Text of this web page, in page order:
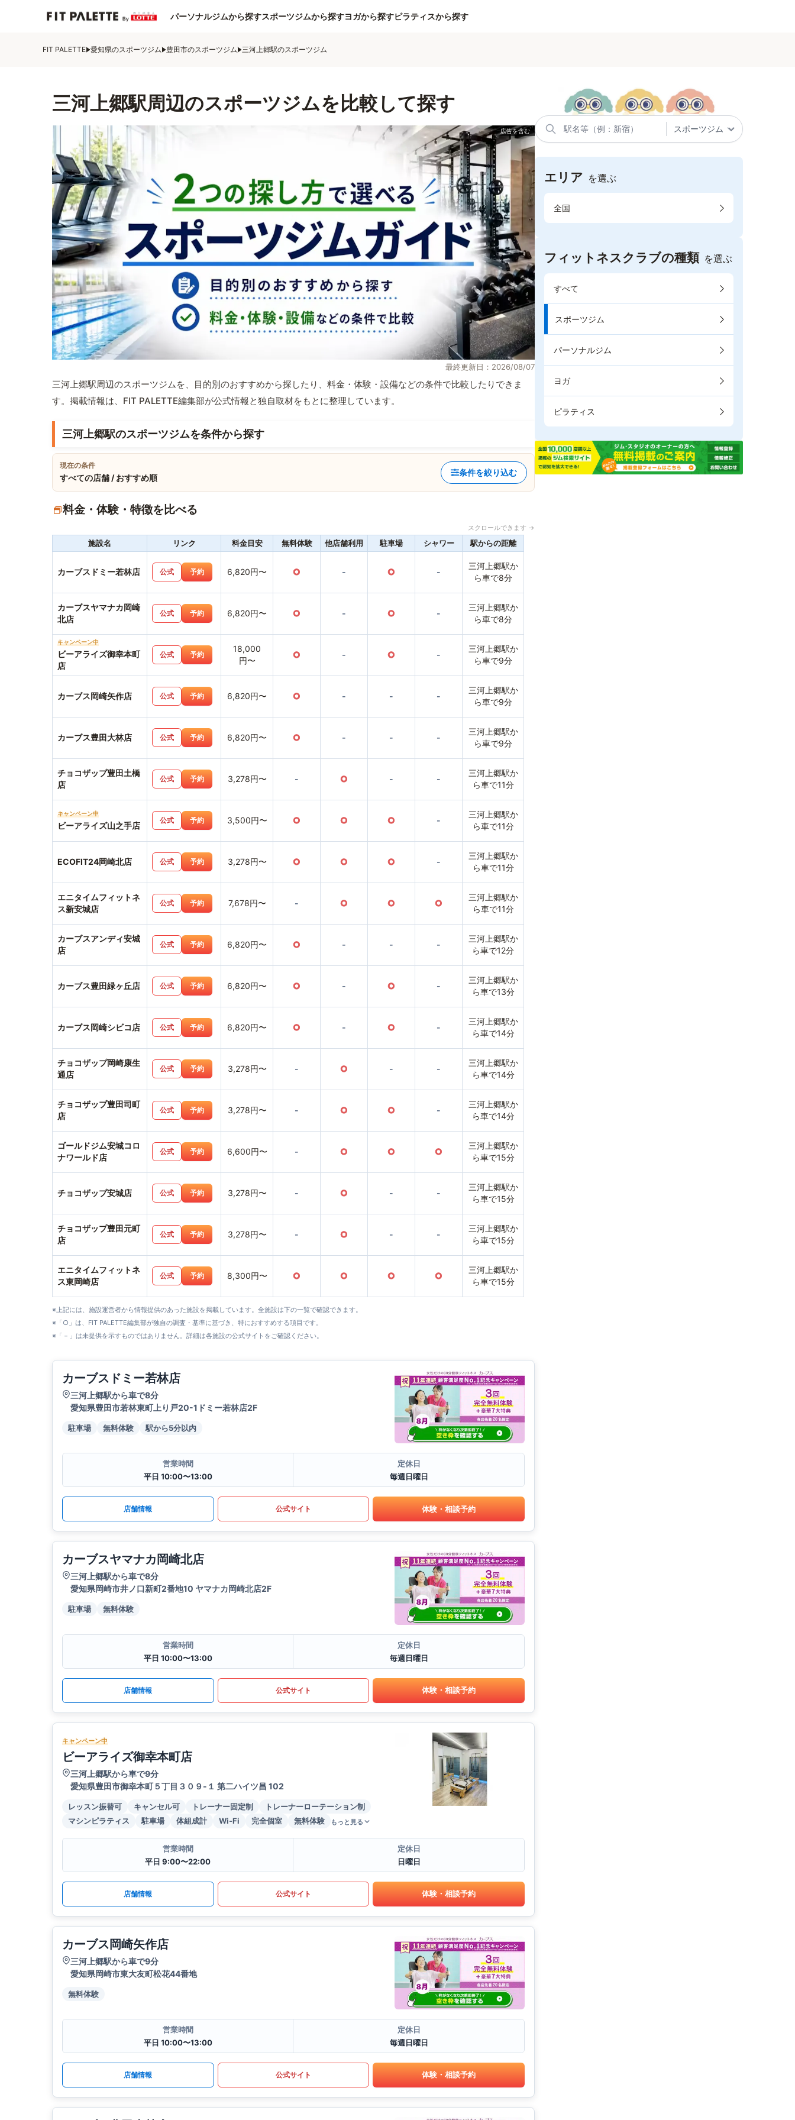
パーソナルジムから探すスポーツジムから探すヨガから探すピラティスから探す
FIT PALETTE 愛知県のスポーツジム 豊田市のスポーツジム 三河上郷駅のスポーツジム
三河上郷駅周辺のスポーツジムを比較して探す
最終更新日：2026/08/07
三河上郷駅周辺のスポーツジムを、目的別のおすすめから探したり、料金・体験・設備などの条件で比較したりできま
す。掲載情報は、FIT PALETTE編集部が公式情報と独自取材をもとに整理しています。
三河上郷駅のスポーツジムを条件から探す
現在の条件
すべての店舗 / おすすめ順
条件を絞り込む
料金・体験・特徴を比べる
スクロールできます →
施設名 リンク 料金目安 無料体験 他店舗利用 駐車場 シャワー 駅からの距離
カーブスドミー若林店 公式 予約 6,820円〜 ○ - ○ -
三河上郷駅か
ら車で8分
カーブスヤマナカ岡崎
北店
公式 予約 6,820円〜 ○ - ○ -
三河上郷駅か
ら車で8分
キャンペーン中
ビーアライズ御幸本町
店
公式 予約
18,000
円〜
○ - ○ -
三河上郷駅か
ら車で9分
カーブス岡崎矢作店 公式 予約 6,820円〜 ○ - - -
三河上郷駅か
ら車で9分
カーブス豊田大林店 公式 予約 6,820円〜 ○ - - -
三河上郷駅か
ら車で9分
チョコザップ豊田土橋
店
公式 予約 3,278円〜 - ○ - -
三河上郷駅か
ら車で11分
キャンペーン中
ビーアライズ山之手店
公式 予約 3,500円〜 ○ ○ ○ -
三河上郷駅か
ら車で11分
ECOFIT24岡崎北店 公式 予約 3,278円〜 ○ ○ ○ -
三河上郷駅か
ら車で11分
エニタイムフィットネ
ス新安城店
公式 予約 7,678円〜 - ○ ○ ○
三河上郷駅か
ら車で11分
カーブスアンディ安城
店
公式 予約 6,820円〜 ○ - - -
三河上郷駅か
ら車で12分
カーブス豊田緑ヶ丘店 公式 予約 6,820円〜 ○ - ○ -
三河上郷駅か
ら車で13分
カーブス岡崎シビコ店 公式 予約 6,820円〜 ○ - ○ -
三河上郷駅か
ら車で14分
チョコザップ岡崎康生
通店
公式 予約 3,278円〜 - ○ - -
三河上郷駅か
ら車で14分
チョコザップ豊田司町
店
公式 予約 3,278円〜 - ○ ○ -
三河上郷駅か
ら車で14分
ゴールドジム安城コロ
ナワールド店
公式 予約 6,600円〜 - ○ ○ ○
三河上郷駅か
ら車で15分
チョコザップ安城店 公式 予約 3,278円〜 - ○ - -
三河上郷駅か
ら車で15分
チョコザップ豊田元町
店
公式 予約 3,278円〜 - ○ - -
三河上郷駅か
ら車で15分
エニタイムフィットネ
ス東岡崎店
公式 予約 8,300円〜 ○ ○ ○ ○
三河上郷駅か
ら車で15分
※上記には、施設運営者から情報提供のあった施設を掲載しています。全施設は下の一覧で確認できます。
※「○」は、FIT PALETTE編集部が独自の調査・基準に基づき、特におすすめする項目です。
※「－」は未提供を示すものではありません。詳細は各施設の公式サイトをご確認ください。
カーブスドミー若林店
三河上郷駅から車で8分
愛知県豊田市若林東町上り戸20-1ドミー若林店2F
駐車場 無料体験 駅から5分以内
営業時間
平日 10:00〜13:00
定休日
毎週日曜日
店舗情報 公式サイト 体験・相談予約
カーブスヤマナカ岡崎北店
三河上郷駅から車で8分
愛知県岡崎市井ノ口新町2番地10 ヤマナカ岡崎北店2F
駐車場 無料体験
営業時間
平日 10:00〜13:00
定休日
毎週日曜日
店舗情報 公式サイト 体験・相談予約
キャンペーン中
ビーアライズ御幸本町店
三河上郷駅から車で9分
愛知県豊田市御幸本町５丁目３０９-１ 第二ハイツ昌 102
レッスン振替可 キャンセル可 トレーナー固定制
トレーナーローテーション制
マシンピラティス
駐車場 体組成計 Wi-Fi 完全個室 無料体験 もっと見る
営業時間
平日 9:00〜22:00
定休日
日曜日
店舗情報 公式サイト 体験・相談予約
カーブス岡崎矢作店
三河上郷駅から車で9分
愛知県岡崎市東大友町松花44番地
無料体験
営業時間
平日 10:00〜13:00
定休日
毎週日曜日
店舗情報 公式サイト 体験・相談予約
エリア を選ぶ
全国
フィットネスクラブの種類 を選ぶ
すべて
スポーツジム
パーソナルジム
ヨガ
ピラティス